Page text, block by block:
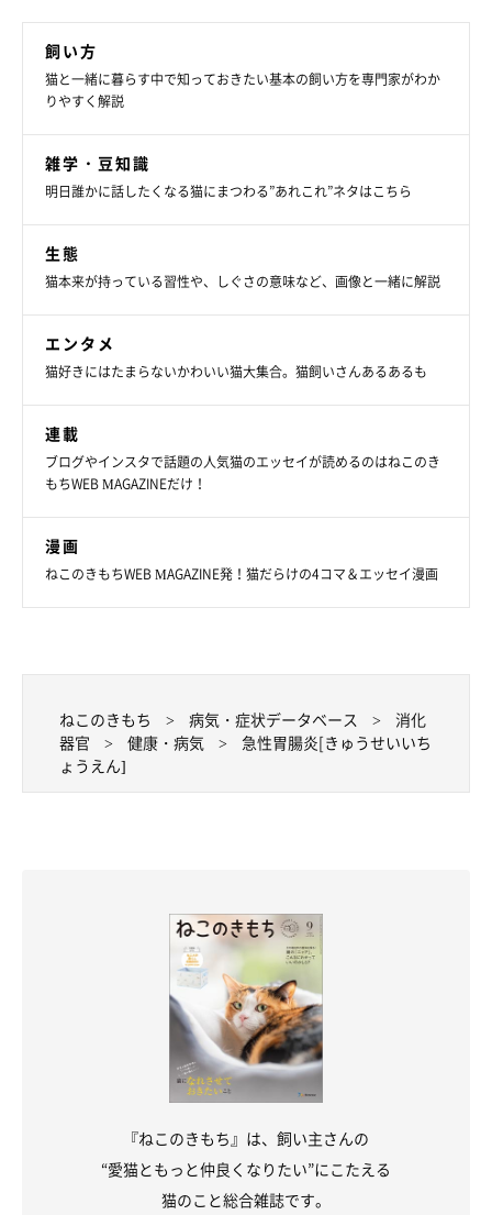
飼い方
猫と一緒に暮らす中で知っておきたい基本の飼い方を専門家がわか
りやすく解説
雑学・豆知識
明日誰かに話したくなる猫にまつわる”あれこれ”ネタはこちら
生態
猫本来が持っている習性や、しぐさの意味など、画像と一緒に解説
エンタメ
猫好きにはたまらないかわいい猫大集合。猫飼いさんあるあるも
連載
ブログやインスタで話題の人気猫のエッセイが読めるのはねこのき
もちWEB MAGAZINEだけ！
漫画
ねこのきもちWEB MAGAZINE発！猫だらけの4コマ＆エッセイ漫画
ねこのきもち 病気・症状データベース
消化
器官
健康・病気
急性胃腸炎[きゅうせいいち
ょうえん]
『ねこのきもち』は、飼い主さんの
“愛猫ともっと仲良くなりたい”にこたえる
猫のこと総合雑誌です。